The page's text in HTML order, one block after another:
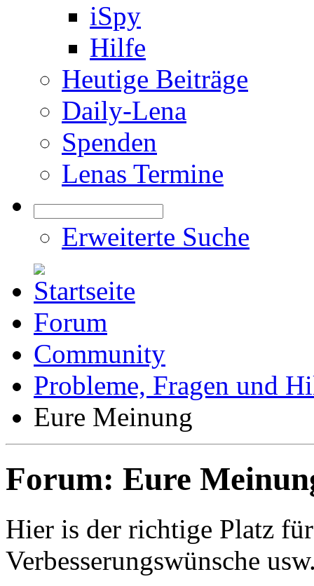
iSpy
Hilfe
Heutige Beiträge
Daily-Lena
Spenden
Lenas Termine
Erweiterte Suche
Forum
Community
Probleme, Fragen und
Eure Meinung
Forum: Eure
Hier is der richtige Platz
Verbesserungswünsche